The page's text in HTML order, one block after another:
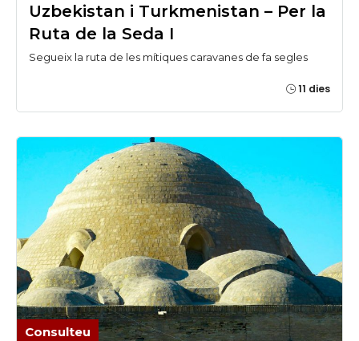
Uzbekistan i Turkmenistan – Per la
Ruta de la Seda I
Segueix la ruta de les mítiques caravanes de fa segles
11 dies
Consulteu